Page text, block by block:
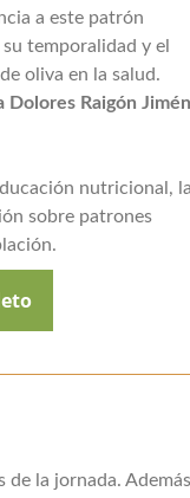
a este patrón
temporalidad y el
oliva en la salud.
Dolores Raigón
nutricional, la
sobre patrones
de la jornada. Además